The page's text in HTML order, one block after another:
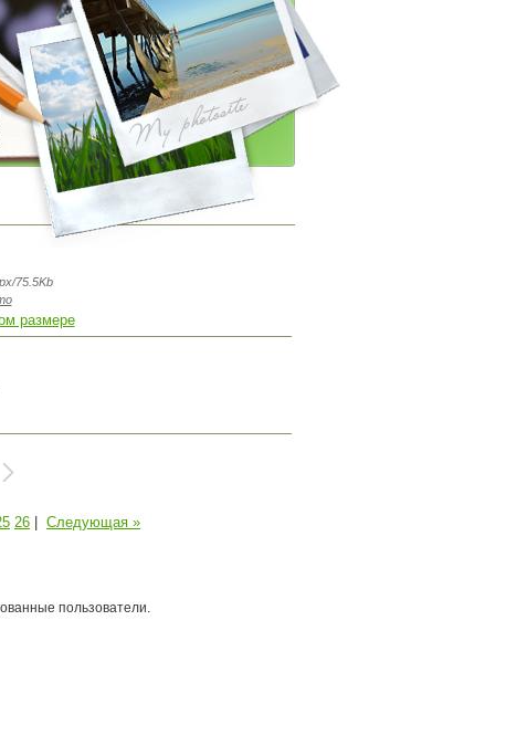
75.5Kb
размере
26 Следующая »
пользователи.